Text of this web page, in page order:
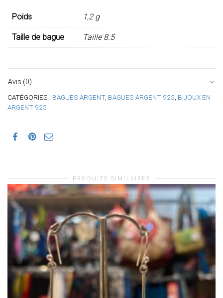
Poids 1,2 g
Taille de bague Taille 8.5
Avis (0)
CATÉGORIES : BAGUES ARGENT, BAGUES ARGENT 925 BIJOUX EN
ARGENT 925
PRODUITS SIMILAIRES